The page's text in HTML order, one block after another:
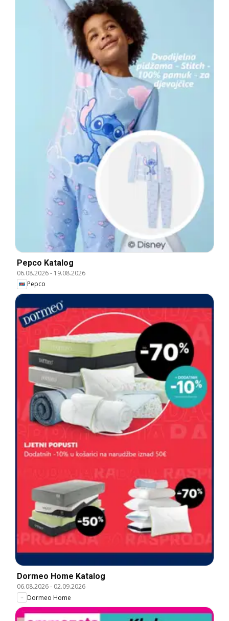
Pepco Katalog
06.08.2026- 19.08.2026
Pepco
Dormeo Home Katalog
06.08.2026- 02.09.2026
Dormeo Home